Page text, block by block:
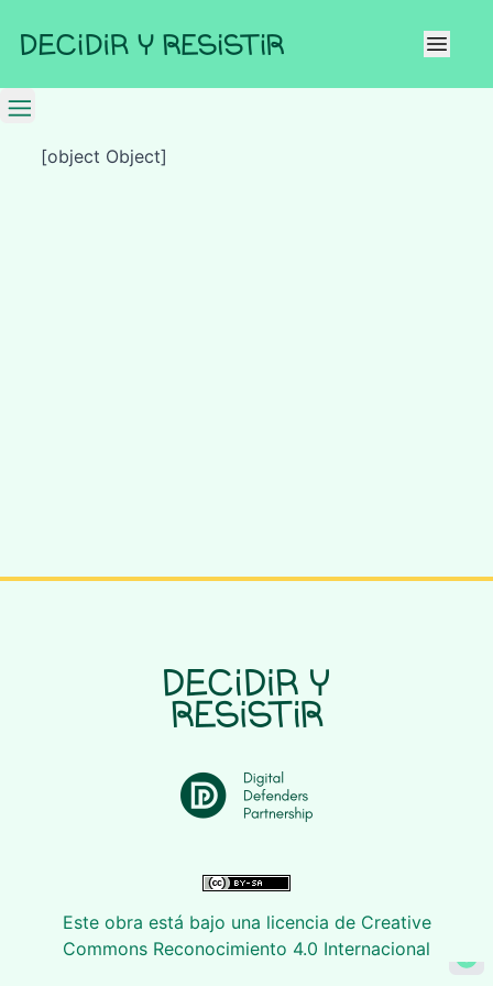
[object Object]
Este obra está bajo una licencia de Creative
Commons Reconocimiento 4.0 Internacional